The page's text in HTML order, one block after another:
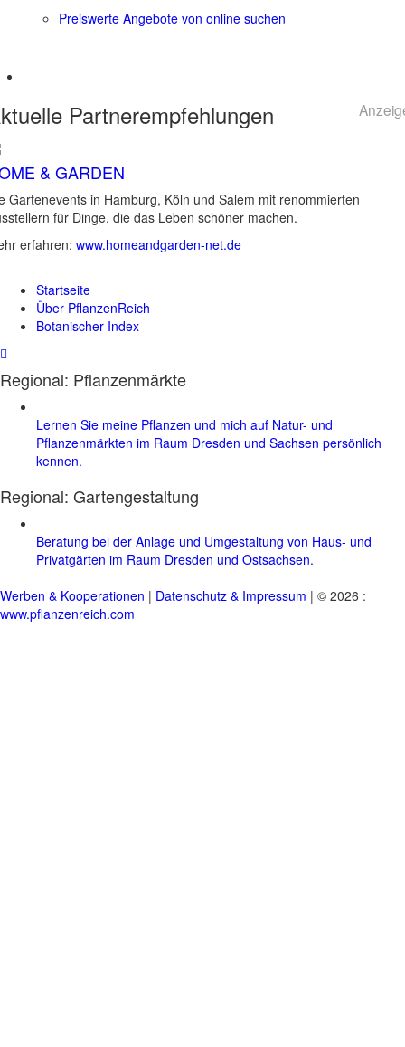
Preiswerte Angebote von online suchen
Partnerempfehlungen
& GARDEN
Gartenevents in Hamburg, Köln und Salem mit renommierten
für Dinge, die das Leben schöner machen.
erfahren: www.homeandgarden-net.de
Startseite
Über PflanzenReich
Botanischer Index
Regional: Pflanzenmärkte
Lernen Sie meine Pflanzen und mich auf Natur- und
Pflanzenmärkten im Raum Dresden und Sachsen persönlich
kennen.
Regional: Gartengestaltung
Beratung bei der Anlage und Umgestaltung von Haus- und
Privatgärten im Raum Dresden und Ostsachsen.
Werben & Kooperationen | Datenschutz & Impressum | © 2026 :
www.pflanzenreich.com